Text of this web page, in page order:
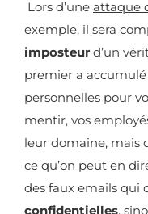
Lors d’une attaque
exemple, il sera
imposteur d’un
premier a accumulé
personnelles pour
mentir, vos
leur domaine, mais
ce qu’on peut en
des faux emails qui
confidentielles,